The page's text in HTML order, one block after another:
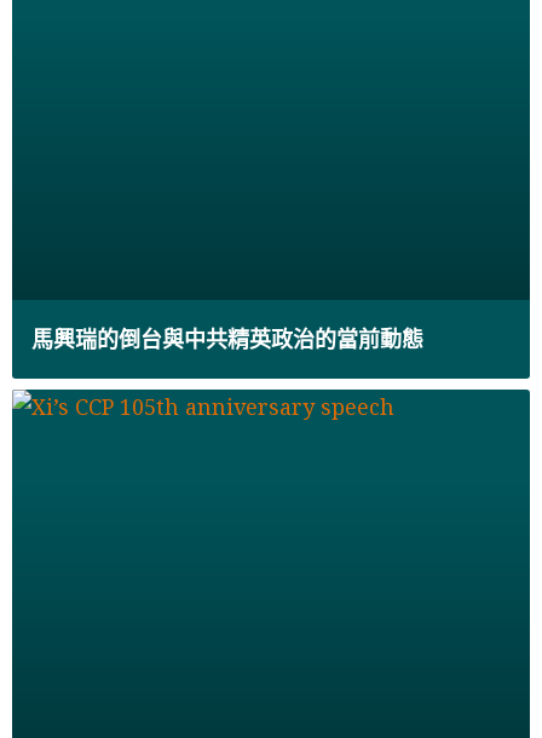
馬興瑞的倒台與中共精英政治的當前動態